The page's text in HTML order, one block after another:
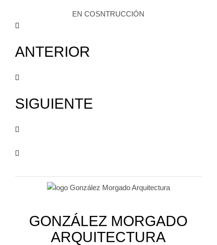
EN COSNTRUCCIÓN
ANTERIOR
SIGUIENTE
GONZÁLEZ MORGADO
ARQUITECTURA